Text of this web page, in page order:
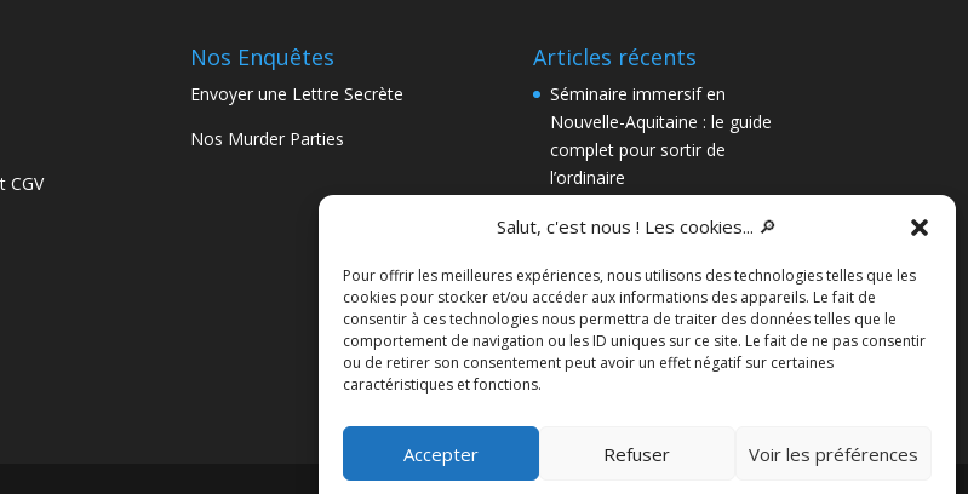
Salut, c'est nous ! Les cookies... 🔎
Pour offrir les meilleures expériences, nous utilisons des technologies telles que les
cookies pour stocker et/ou accéder aux informations des appareils. Le fait de
consentir à ces technologies nous permettra de traiter des données telles que le
comportement de navigation ou les ID uniques sur ce site. Le fait de ne pas consentir
ou de retirer son consentement peut avoir un effet négatif sur certaines
caractéristiques et fonctions.
Accepter Refuser Voir les préférences
CGV
Nos Enquêtes
Envoyer une Lettre Secrète
Nos Murder Parties
Articles récents
Séminaire immersif en
Nouvelle-Aquitaine : le guide
complet pour sortir de
l’ordinaire
pourquoi une enquête
immersive vaut mieux qu’un
escape game
Une enquête à votre mariage !
Chasses aux trésors gratuites